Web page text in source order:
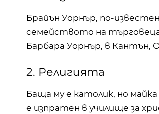
Брайън Уорнър, по-
семейството на
Барбара Уорнър, в Кантън,
2. Религията
Баща му е католик, но
е изпратен в училище за